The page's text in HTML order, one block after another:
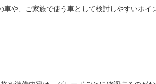
や、ご家族で使う車として検討しやすいポイ